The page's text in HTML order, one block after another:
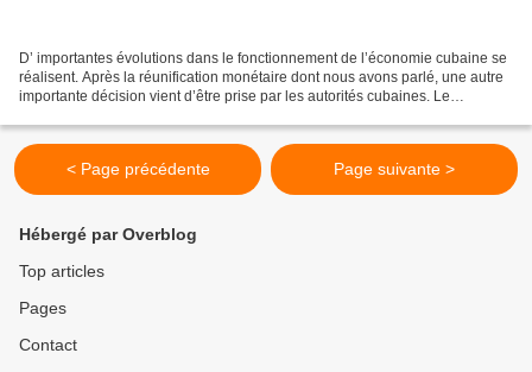
D’ importantes évolutions dans le fonctionnement de l’économie cubaine se
réalisent. Après la réunification monétaire dont nous avons parlé, une autre
importante décision vient d’être prise par les autorités cubaines. Le
< Page précédente Page suivante >
Hébergé par Overblog
Top articles
Pages
Contact